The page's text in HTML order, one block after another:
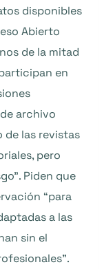
disponibles
Abierto
de la mitad
en
archivo
las revistas
pero
Piden que
“para
a las
sin el